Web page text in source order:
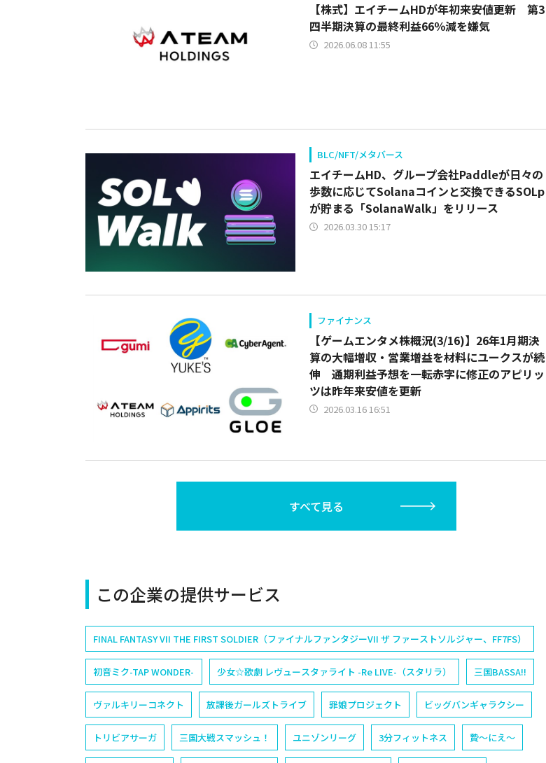
【株式】エイチームHDが年初来安値更新 第3
四半期決算の最終利益66％減を嫌気
2026.06.08 11:55
BLC/NFT/メタバース
エイチームHD、グループ会社Paddleが日々の
歩数に応じてSolanaコインと交換できるSOLp
が貯まる「SolanaWalk」をリリース
2026.03.30 15:17
ファイナンス
【ゲームエンタメ株概況(3/16)】26年1月期決
算の大幅増収・営業増益を材料にユークスが続
伸 通期利益予想を一転赤字に修正のアピリッ
ツは昨年来安値を更新
2026.03.16 16:51
すべて見る
この企業の提供サービス
FINAL FANTASY VII THE FIRST SOLDIER（ファイナルファンタジーVII ザ ファーストソルジャー、FF7FS）
初音ミク-TAP WONDER- 少女☆歌劇 レヴュースタァライト -Re LIVE-（スタリラ） 三国BASSA!!
ヴァルキリーコネクト 放課後ガールズトライブ 罪娘プロジェクト ビッグバンギャラクシー
トリビアサーガ 三国大戦スマッシュ！ ユニゾンリーグ 3分フィットネス 贄〜にえ〜